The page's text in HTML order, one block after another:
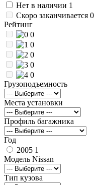
Нет в наличии 1
Скоро заканчивается 0
Рейтинг
0
0
0
0
0
Грузоподъемность
Места установки
Профиль багажника
Год
2005 1
Модель Nissan
Тип кузова